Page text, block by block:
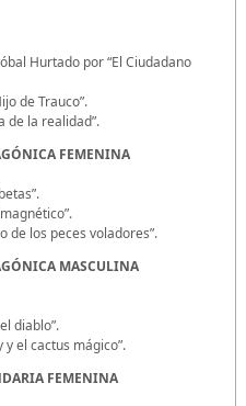
Hurtado por “El Ciudadano
de Trauco”.
de la realidad”.
FEMENINA
de los peces voladores”.
MASCULINA
diablo”.
y el cactus mágico”.
FEMENINA